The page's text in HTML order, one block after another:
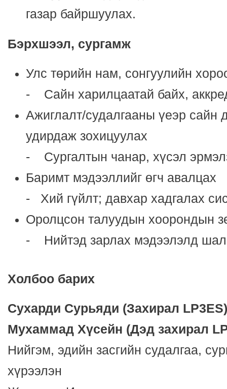
газар байршуулах.
Бэрхшээл, сургамж
Улс төрийн нам, сонгуулийн
- Сайн харилцаатай байх,
Ажиглалт/судалгааны үеэр сайн
удирдаж зохицуулах
- Сургалтын чанар, хүсэл
Баримт мэдээллийг өгч авалцах
- Хий гүйлт; давхар хадгалах
Оролцсон талуудын хоорондын
- Нийтэд зарлах мэдээлэлд
Холбоо барих
Сухарди Сурьяди (Захирал LP3ES)
Мухаммад Хүсейн (Дэд захирал
Нийгэм, эдийн засгийн судалгаа,
хүрээлэн